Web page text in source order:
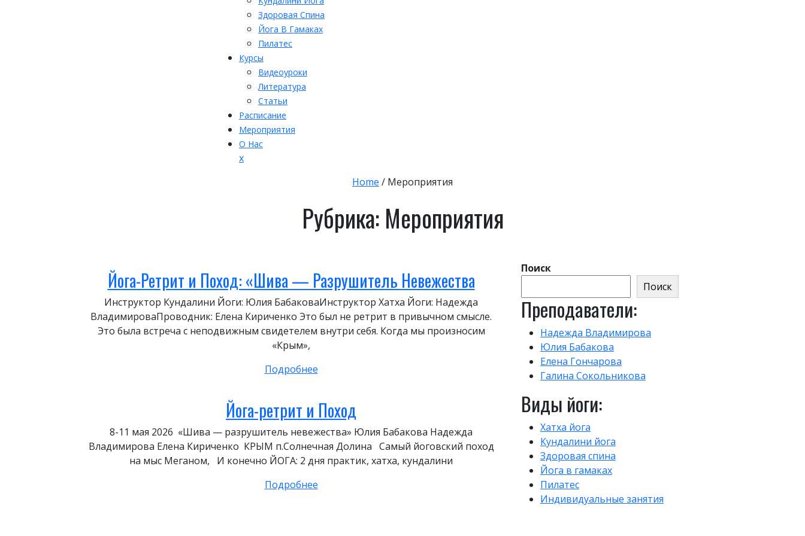
Здоровая Спина
Йога В Гамаках
Пилатес
Курсы
Видеоуроки
Литература
Статьи
Расписание
Мероприятия
О Нас
xЗакрыть
Home / Мероприятия
Рубрика: Мероприятия
Йога-Ретрит и Поход: «Шива — Разрушитель Невежества
Инструктор Кундалини Йоги: Юлия БабаковаИнструктор Хатха Йоги: Надежда
ВладимироваПроводник: Елена Кириченко Это был не ретрит в привычном смысле.
Это была встреча с неподвижным свидетелем внутри себя. Когда мы произносим
«Крым»,
Подробнее
Йога-ретрит и Поход
8-11 мая 2026 «Шива — разрушитель невежества» Юлия Бабакова Надежда
Владимирова Елена Кириченко КРЫМ п.Солнечная Долина Самый йоговский поход
на мыс Меганом, И конечно ЙОГА: 2 дня практик, хатха, кундалини
Подробнее
Поиск
Поиск
Преподаватели:
Надежда Владимирова
Юлия Бабакова
Елена Гончарова
Галина Сокольникова
Виды йоги:
Хатха йога
Кундалини йога
Здоровая спина
Йога в гамаках
Пилатес
Индивидуальные занятия